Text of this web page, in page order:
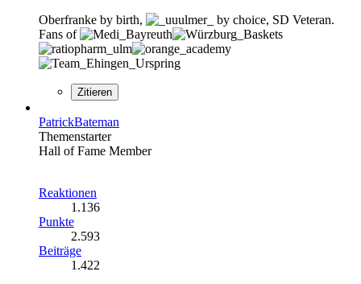
Oberfranke by birth,
by choice, SD Veteran.
Fans of
Zitieren
PatrickBateman
Themenstarter
Hall of Fame Member
Reaktionen
1.136
Punkte
2.593
Beiträge
1.422